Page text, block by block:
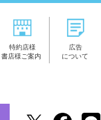
特約店様
書店様ご案内
広告
について